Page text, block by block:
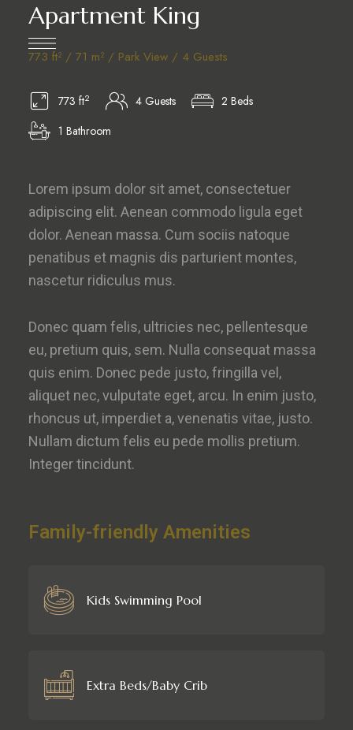
Apartment King
773 ft² / 71 m² / Park View / 4 Guests
773 ft2 4 Guests
2 Beds
1 Bathroom
Lorem ipsum dolor sit amet, consectetuer
adipiscing elit. Aenean commodo ligula eget
dolor. Aenean massa. Cum sociis natoque
penatibus et magnis dis parturient montes,
nascetur ridiculus mus.
Donec quam felis, ultricies nec, pellentesque
eu, pretium quis, sem. Nulla consequat massa
quis enim. Donec pede justo, fringilla vel,
aliquet nec, vulputate eget, arcu. In enim justo,
rhoncus ut, imperdiet a, venenatis vitae, justo.
Nullam dictum felis eu pede mollis pretium.
Integer tincidunt.
Family-friendly Amenities
Kids Swimming Pool
Extra Beds/Baby Crib